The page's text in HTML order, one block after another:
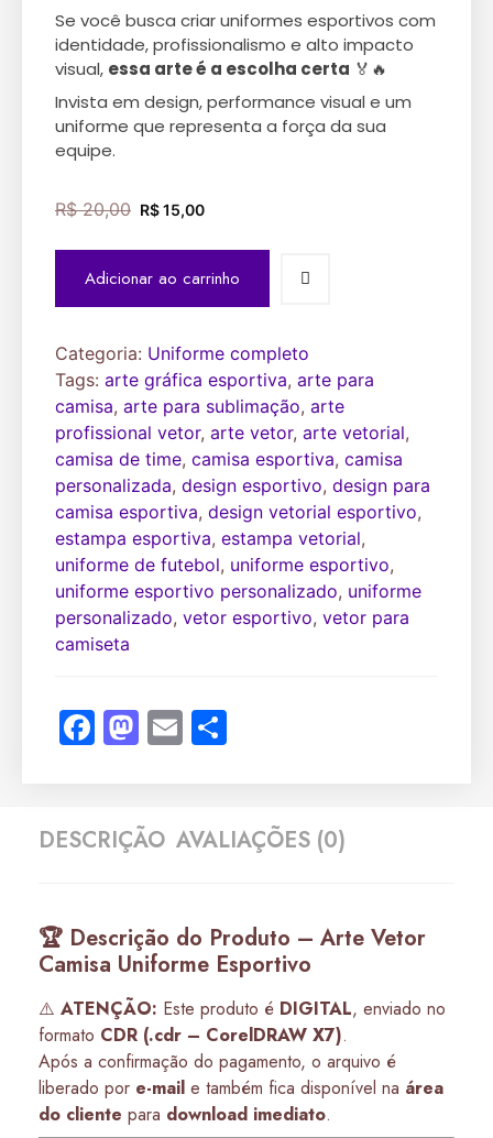
Se você busca criar uniformes esportivos com
identidade, profissionalismo e alto impacto
visual, essa arte é a escolha certa 🏅🔥
Invista em design, performance visual e um
uniforme que representa a força da sua
equipe.
R$20,00 R$15,00
Adicionar ao carrinho
Categoria: Uniforme completo
Tags: arte gráfica esportiva, arte para
camisa, arte para sublimação, arte
profissional vetor, arte vetor, arte vetorial,
camisa de time, camisa esportiva, camisa
personalizada, design esportivo, design para
camisa esportiva, design vetorial esportivo,
estampa esportiva, estampa vetorial,
uniforme de futebol, uniforme esportivo,
uniforme esportivo personalizado, uniforme
personalizado, vetor esportivo, vetor para
camiseta
Facebook
Mastodon
Email
DESCRIÇÃO AVALIAÇÕES (0)
🏆 Descrição do Produto – Arte Vetor
Camisa Uniforme Esportivo
⚠️ ATENÇÃO: Este produto é DIGITAL, enviado no
formato CDR (.cdr – CorelDRAW X7).
Após a confirmação do pagamento, o arquivo é
liberado por e-mail e também fica disponível na área
do cliente para download imediato.